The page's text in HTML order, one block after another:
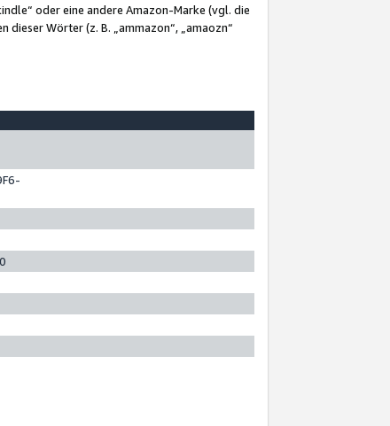
oder eine andere Amazon-Marke (vgl. die
Wörter (z. B. „ammazon“, „amaozn“